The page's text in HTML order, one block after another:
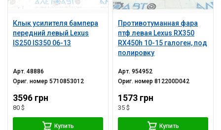
Клык усилителя бампера
передний левый Lexus
IS250 IS350 06-13
Арт.48886
Ориг. номер5710853012
3596 грн
80 $
Купить
Противотуманная фара
птф левая Lexus RX350
RX450h 10-15 галоген, под
полировку
Арт.954952
Ориг. номер812200D042
1573 грн
35 $
Купить